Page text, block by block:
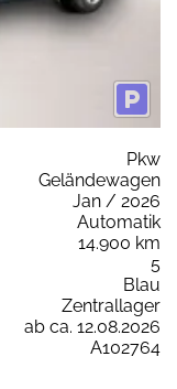
Pkw
Geländewagen
Jan / 2026
Automatik
14.900 km
5
Blau
Zentrallager
ab ca. 12.08.2026
A102764